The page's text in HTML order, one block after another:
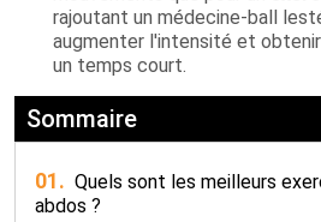
rajoutant un médecine-ball
augmenter l'intensité et
un temps court.
Sommaire
01. Quels sont les meilleurs
abdos ?